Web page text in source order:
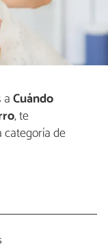
Cuándo
, te
de